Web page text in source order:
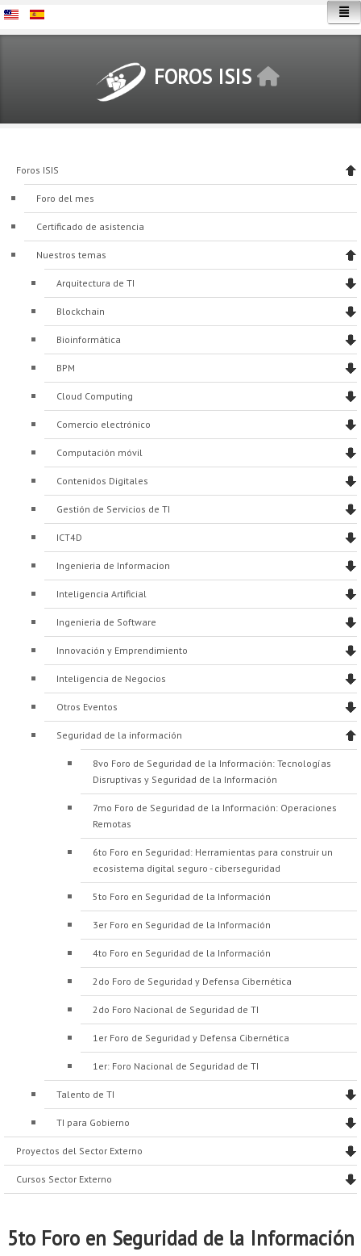
FOROS ISIS
Foros ISIS
Foro del mes
Certificado de asistencia
Nuestros temas
Arquitectura de TI
Blockchain
Bioinformática
BPM
Cloud Computing
Comercio electrónico
Computación móvil
Contenidos Digitales
Gestión de Servicios de TI
ICT4D
Ingenieria de Informacion
Inteligencia Artificial
Ingenieria de Software
Innovación y Emprendimiento
Inteligencia de Negocios
Otros Eventos
Seguridad de la información
8vo Foro de Seguridad de la Información: Tecnologías
Disruptivas y Seguridad de la Información
7mo Foro de Seguridad de la Información: Operaciones
Remotas
6to Foro en Seguridad: Herramientas para construir un
ecosistema digital seguro - ciberseguridad
5to Foro en Seguridad de la Información
3er Foro en Seguridad de la Información
4to Foro en Seguridad de la Información
2do Foro de Seguridad y Defensa Cibernética
2do Foro Nacional de Seguridad de TI
1er Foro de Seguridad y Defensa Cibernética
1er: Foro Nacional de Seguridad de TI
Talento de TI
TI para Gobierno
Proyectos del Sector Externo
Cursos Sector Externo
5to Foro en Seguridad de la Información